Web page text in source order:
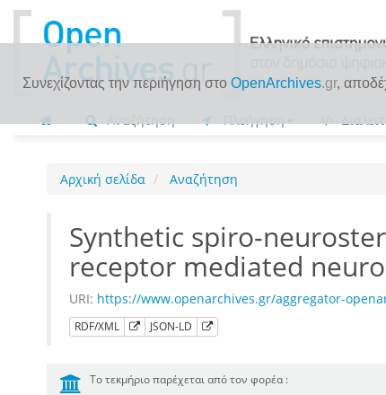
Συνεχίζοντας την περιήγηση στο OpenArchives.gr,
Αναζήτηση Πλοήγηση
Αρχική σελίδα Αναζήτηση
Synthetic spiro-
receptor mediated
URI: https://www.openarchives.gr/aggregator-
RDF/XML JSON-LD
Το τεκμήριο παρέχεται από τον φορέα :